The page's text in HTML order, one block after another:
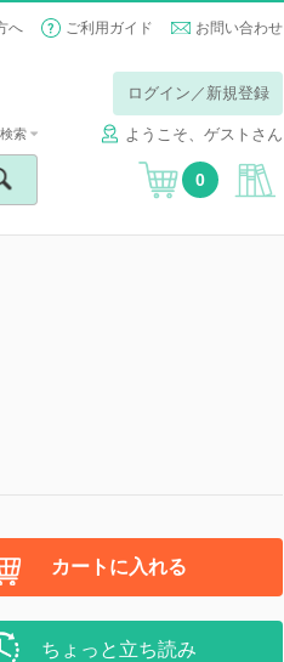
へ ご利用ガイド お問い合わせ
ログイン／新規登録
ようこそ、ゲストさん
索
0
カートに入れる
ちょっと立ち読み